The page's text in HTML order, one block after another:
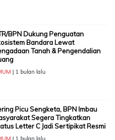
BPN Dukung Penguatan
Bandara Lewat
Tanah & Pengendalian
| 1 bulan lalu
Picu Sengketa, BPN Imbau
Segera Tingkatkan
Letter C Jadi Sertipikat Resmi
| 1 bulan lalu